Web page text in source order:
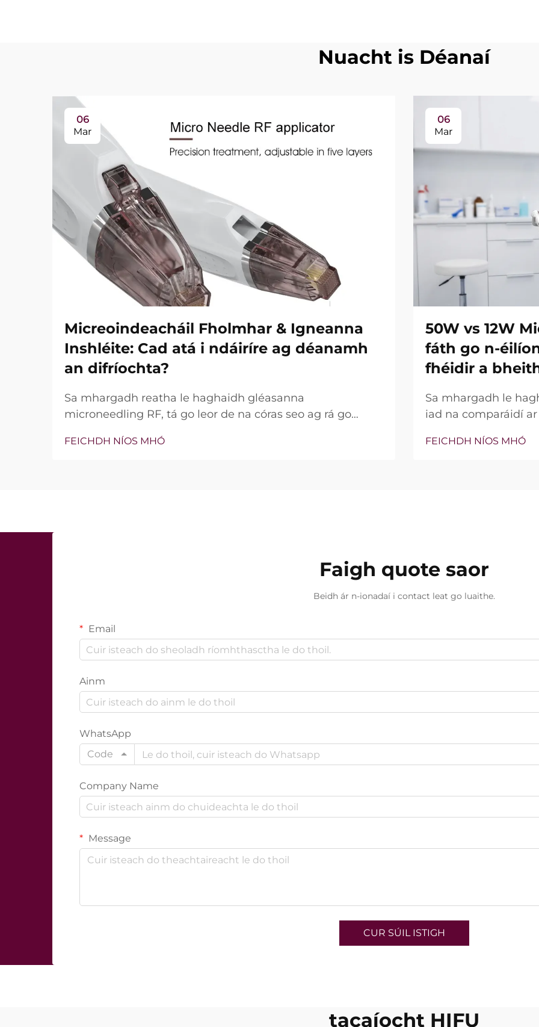
Nuacht is Déanaí
06
Mar
Micreoindeacháil Fholmhar & Igneanna
Inshléite: Cad atá i ndáiríre ag déanamh
an difríochta?
Sa mhargadh reatha le haghaidh gléasanna
microneedling RF, tá go leor de na córas seo ag rá go
níl an cheist fíor i ndáiríre an bhfuil na gnéithe seo ann nó
FEICHDH NÍOS MHÓ
06
Mar
50W vs 12W
fáth go n-
fhéidir a
Sa mhargadh le
iad na comparáidí
bhfocal mar phointe
FEICHDH NÍOS MHÓ
Faigh quote saor
Beidh ár n-ionadaí i contact leat go luaithe.
Email
Ainm
WhatsApp
Code
Company Name
Message
CUR SÚIL ISTIGH
tacaíocht HIFU